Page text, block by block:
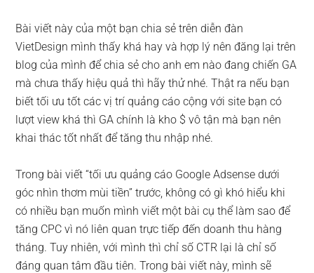
Bài viết này của một bạn chia sẻ trên diễn đàn
VietDesign mình thấy khá hay và hợp lý nên đăng lại trên
blog của mình để chia sẻ cho anh em nào đang chiến GA
mà chưa thấy hiệu quả thì hãy thử nhé. Thật ra nếu bạn
biết tối ưu tốt các vị trí quảng cáo cộng với site bạn có
lượt view khá thì GA chính là kho $ vô tận mà bạn nên
khai thác tốt nhất để tăng thu nhập nhé.
Trong bài viết “tối ưu quảng cáo Google Adsense dưới
góc nhìn thơm mùi tiền” trước, không có gì khó hiểu khi
có nhiều bạn muốn mình viết một bài cụ thể làm sao để
tăng CPC vì nó liên quan trực tiếp đến doanh thu hàng
tháng. Tuy nhiên, với mình thì chỉ số CTR lại là chỉ số
đáng quan tâm đầu tiên. Trong bài viết này, mình sẽ